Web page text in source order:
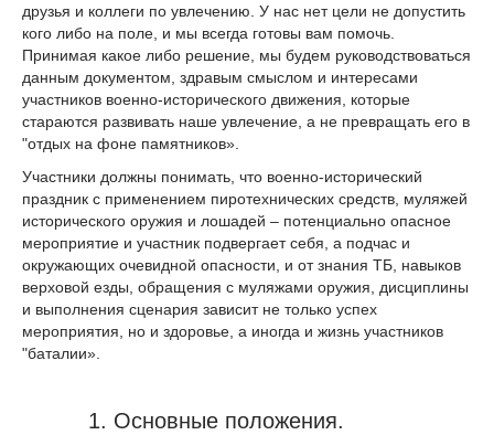
друзья и коллеги по увлечению. У нас нет цели не допустить
кого либо на поле, и мы всегда готовы вам помочь.
Принимая какое либо решение, мы будем руководствоваться
данным документом, здравым смыслом и интересами
участников военно-исторического движения, которые
стараются развивать наше увлечение, а не превращать его в
"отдых на фоне памятников».
Участники должны понимать, что военно-исторический
праздник с применением пиротехнических средств, муляжей
исторического оружия и лошадей – потенциально опасное
мероприятие и участник подвергает себя, а подчас и
окружающих очевидной опасности, и от знания ТБ, навыков
верховой езды, обращения с муляжами оружия, дисциплины
и выполнения сценария зависит не только успех
мероприятия, но и здоровье, а иногда и жизнь участников
"баталии».
1. Основные положения.